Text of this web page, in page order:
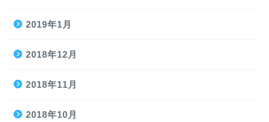
2019年1月
2018年12月
2018年11月
2018年10月